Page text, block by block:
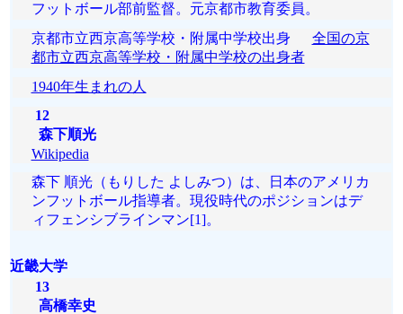
フットボール部前監督。元京都市教育委員。
京都市立西京高等学校・附属中学校出身 全国の京
都市立西京高等学校・附属中学校の出身者
1940年生まれの人
12
森下順光
Wikipedia
森下 順光（もりした よしみつ）は、日本のアメリカ
ンフットボール指導者。現役時代のポジションはデ
ィフェンシブラインマン[1]。
近畿大学
13
高橋幸史